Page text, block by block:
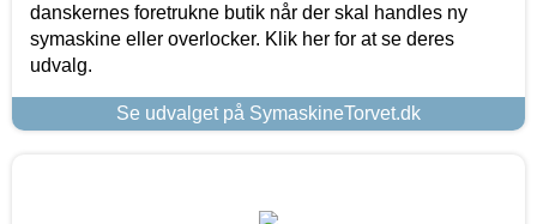
danskernes foretrukne butik når der skal handles ny
symaskine eller overlocker. Klik her for at se deres
udvalg.
Se udvalget på SymaskineTorvet.dk